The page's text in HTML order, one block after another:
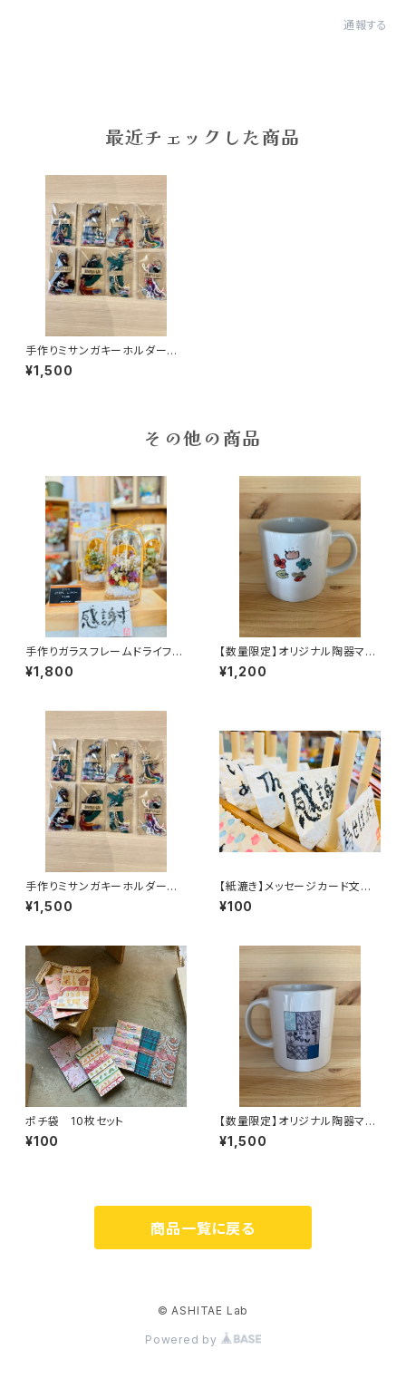
通報する
最近チェックした商品
手作りミサンガキーホルダー 5
個セット
¥1,500
その他の商品
手作りガラスフレームドライフラ
ワー
¥1,800
【数量限定】オリジナル陶器マグ
カップS：花
¥1,200
手作りミサンガキーホルダー 5
個セット
¥1,500
【紙漉き】メッセージカード文字
入り 3枚セット+1枚（オンライ
ン限定）
¥100
ポチ袋 10枚セット
¥100
【数量限定】オリジナル陶器マグ
カップM：漫画風
¥1,500
商品一覧に戻る
© ASHITAE Lab
Powered by